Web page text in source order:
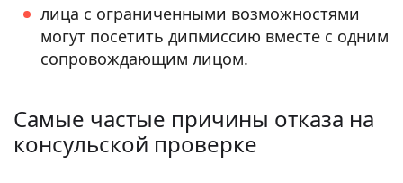
лица с ограниченными возможностями
могут посетить дипмиссию вместе с одним
сопровождающим лицом.
Самые частые причины отказа на
консульской проверке